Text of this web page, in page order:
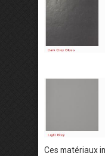
Ces matériaux